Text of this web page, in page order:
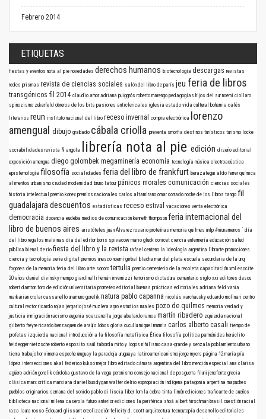
Febrero 2014
ETIQUETAS
fiestas y eventos nota al pie novedades derechos humanos biotecnología descargas revistas
redes prismas revista de ciencias sociales salón del libro de parís jeu feria de libros
transgénicos fil 2014 claudio amor adriana puiggrós roberto marengo pedagogías hijos del sur noemí ciollaro
spinozismo zukerfeld obreros de los bits pasiones anticlericales iglesia estado vida cultural bohemia cafés
literarios reun instituto nacional del libro receso invernal compra electrónica
lorenzo
amengual
dibujo grabado cábala criolla preventa smorfia destinos turísticos turismo locke
sociabilidades revista Ñ angola librería nota al pie edición diseño editorial
exposición amengua diego golombek megaminería economía tecnología música electroacústica
epistemología filosofía socialidades feria del libro de frankfurt berazategui aldo ferrer química
alimentos urbanismo ciudad modernidad bruno latour pánicos morales comunicación ciencias sociales
historia intelectual premio konex premios nacionales carlos altamirano omar corrado noche de los libros tango fil
guadalajaradescuentos estadísticas receso estival vacaciones venta electrónica
democracia docencia eudeba medios de comunicación kenneth thompson feria internacional del
libro de buenos aires aristóteles juan Álvarez rosario proteínas memoria quilmes unlp #niunamenos ´ día
del libro regalos malvinas día del editor boris spivacow mario glück conicet ciencia enfermería educación salud
pública bienal de río fiesta del libro y la revista rafael centeno la ideología argentina librarte promociones
ciencia y tecnología serie digital premios unesco noemí girbal blacha mar del plata escuela secundaria de la unq
fogones de la memoria feria del libro arte sonoro tertulia premio cementerio de la recoleta capacitación xml esocite
20 años daniel divinsky mempo giardinelli hernán invernizzi terrorismo dictadura cementerio siglo xxi editores descu
robert darnton foro de edición universitaria prometeo editorial buenas prácticas editoriales adriana feld vania
markarian crolar cassanello unamuno gorelik natura pablo capanna nicolás varchausky eduardo molinari centro
cultural rector ricardo rojas jergario josé muzlera agro estudios rurales pozo de quilmes memoria verdad y
justicia inmigración racismo eugenia scarzanella jorge abelardo ramos martín ribadero zquierda nacional
gilberto freyre ricardo benzaquen de araújo lobos gloria cucullu miguel murmis carlos alberto casali tiempo de
profetas izquierda nacional introducción a la filosofía metafísica Ética filosofía política parménides heráclito
heidegger nietzsche roberto esposito saúl taborda mito y logos nihilismo casa-grande y senzala poblamiento urbano
tierra trabajo hor ximena espeche uruguay la paradoja uruguaya latinoamericanismo jorge myers página 12 maría pía
lópez intersecciones akal federico kukso mejor libro editado cámara argentina del libro mención especial ana clarisa
agüero adrián gorelik córdoba gustavo de la vega peronismo consejo nacional de posguerra filuni jenofonte grecia
clásica marx crítica marxiana daniel busdygan walter delrio expropiación indígena patagonia argentina mapuches
pueblos originarios semana del sonido pablo di liscia liber lom la cebra tinta limón ediciones traficante de sueños
biblioteca nacional milena caserola futuro anterior ediciones la periférica shoá albert hirschman brasil cuestión racial
raza laura rosso Édouard glissant creolización felicity d. scott arquitectura tecnoutopía desarrollo editoriales